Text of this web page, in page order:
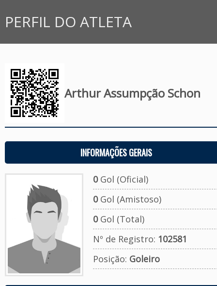
PERFIL DO ATLETA
Arthur Assumpção Schon
INFORMAÇÕES GERAIS
0Gol (Oficial)
0Gol (Amistoso)
0Gol (Total)
Nº de Registro: 102581
Posição: Goleiro